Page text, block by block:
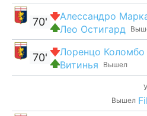
Алессандро
Лео Остигард
70'
Лоренцо Коломбо
Вышел
Витинья
70'
Вышел